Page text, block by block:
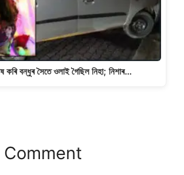
কৰি বন্ধুৰ সৈতে ওলাই গৈছিল নিহা; নিশাৰ…
Comment